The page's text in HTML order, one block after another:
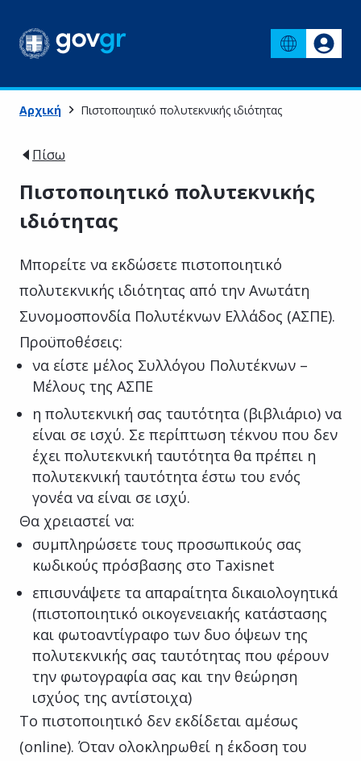
Αρχική Πιστοποιητικό πολυτεκνικής ιδιότητας
Πίσω
Πιστοποιητικό πολυτεκνικής
ιδιότητας
Μπορείτε να εκδώσετε πιστοποιητικό
πολυτεκνικής ιδιότητας από την Ανωτάτη
Συνομοσπονδία Πολυτέκνων Ελλάδος (ΑΣΠΕ).
Προϋποθέσεις:
να είστε μέλος Συλλόγου Πολυτέκνων –
Μέλους της ΑΣΠΕ
η πολυτεκνική σας ταυτότητα (βιβλιάριο) να
είναι σε ισχύ. Σε περίπτωση τέκνου που δεν
έχει πολυτεκνική ταυτότητα θα πρέπει η
πολυτεκνική ταυτότητα έστω του ενός
γονέα να είναι σε ισχύ.
Θα χρειαστεί να:
συμπληρώσετε τους προσωπικούς σας
κωδικούς πρόσβασης στο Taxisnet
επισυνάψετε τα απαραίτητα δικαιολογητικά
(πιστοποιητικό οικογενειακής κατάστασης
και φωτοαντίγραφο των δυο όψεων της
πολυτεκνικής σας ταυτότητας που φέρουν
την φωτογραφία σας και την θεώρηση
ισχύος της αντίστοιχα)
Το πιστοποιητικό δεν εκδίδεται αμέσως
(online). Όταν ολοκληρωθεί η έκδοση του